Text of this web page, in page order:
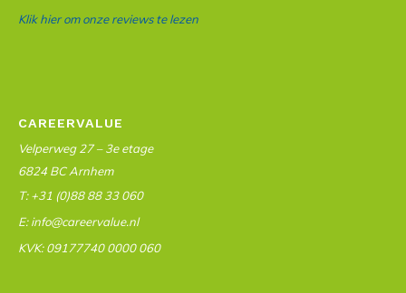
Klik hier om onze reviews te lezen
CAREERVALUE
Velperweg 27 – 3e etage
6824 BC Arnhem
T: +31 (0)88 88 33 060
E: info@careervalue.nl
KVK: 09177740 0000 060